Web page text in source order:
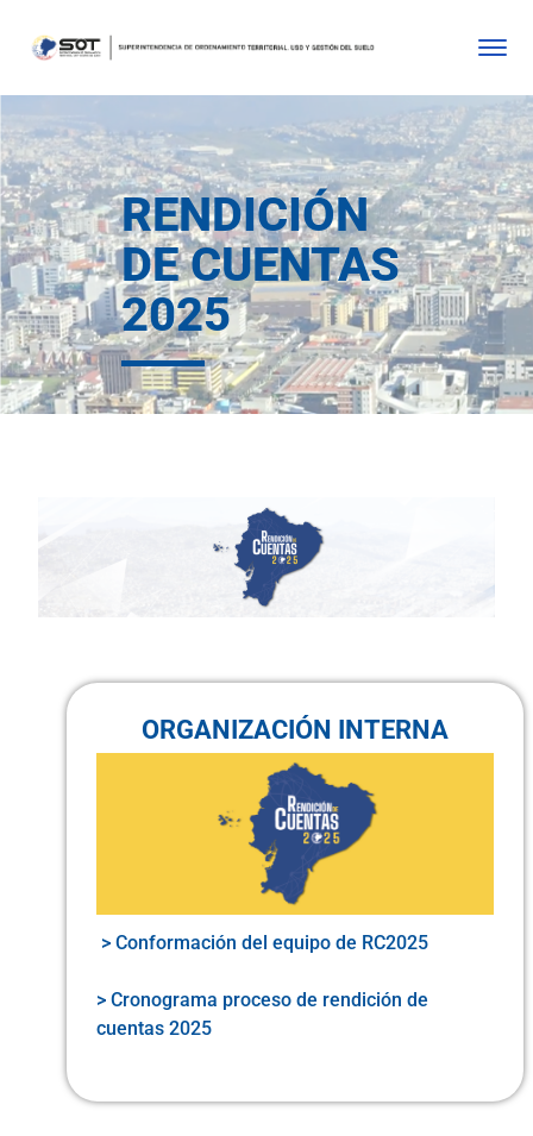
RENDICIÓN
DE CUENTAS
2025
ORGANIZACIÓN INTERNA
> Conformación del equipo de RC2025
> Cronograma proceso de rendición de
cuentas 2025